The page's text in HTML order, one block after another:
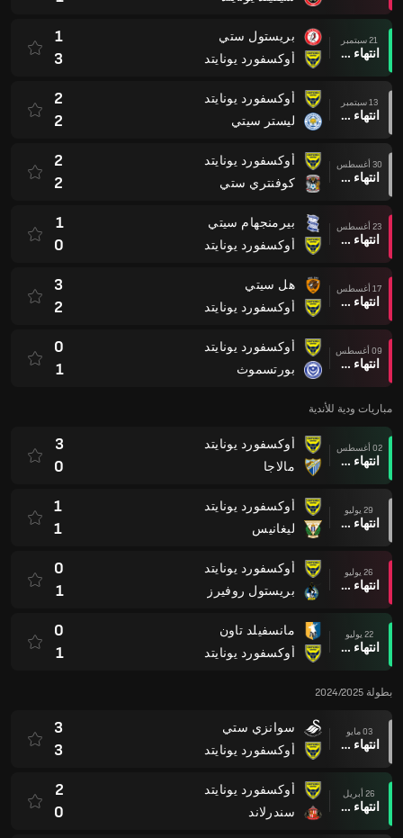
21 سبتمبر
انتهاء وقت المباراة
بريستول ستي
أوكسفورد يونايتد
1
3
13 سبتمبر
انتهاء وقت المباراة
أوكسفورد يونايتد
ليستر سيتي
2
2
30 أغسطس
انتهاء وقت المباراة
أوكسفورد يونايتد
كوفنتري ستي
2
2
23 أغسطس
انتهاء وقت المباراة
بيرمنجهام سيتي
أوكسفورد يونايتد
1
0
17 أغسطس
انتهاء وقت المباراة
هل سيتي
أوكسفورد يونايتد
3
2
09 أغسطس
انتهاء وقت المباراة
أوكسفورد يونايتد
بورتسموث
0
1
مباريات ودية للأندية
02 أغسطس
انتهاء وقت المباراة
أوكسفورد يونايتد
مالاجا
3
0
29 يوليو
انتهاء وقت المباراة
أوكسفورد يونايتد
ليغانيس
1
1
26 يوليو
انتهاء وقت المباراة
أوكسفورد يونايتد
بريستول روفيرز
0
1
22 يوليو
انتهاء وقت المباراة
مانسفيلد تاون
أوكسفورد يونايتد
0
1
بطولة 2024/2025
03 مايو
انتهاء وقت المباراة
سوانزي ستي
أوكسفورد يونايتد
3
3
26 أبريل
انتهاء وقت المباراة
أوكسفورد يونايتد
سندرلاند
2
0